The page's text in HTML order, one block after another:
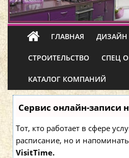
ГЛАВНАЯ ДИЗАЙН
СТРОИТЕЛЬСТВО СПЕЦ
КАТАЛОГ КОМПАНИЙ
Сервис онлайн-записи
Тот, кто работает в сфере
расписание, но и
VisitTime.